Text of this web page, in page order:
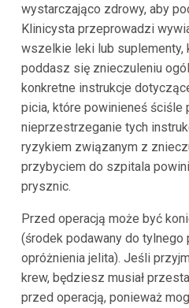
wystarczająco zdrowy, aby
Klinicysta przeprowadzi
wszelkie leki lub suplementy,
poddasz się znieczuleniu
konkretne instrukcje
picia, które powinieneś ściśle
nieprzestrzeganie tych
ryzykiem związanym z
przybyciem do szpitala
prysznic.
Przed operacją może być
(środek podawany do tylnego
opróżnienia jelita). Jeśli
krew, będziesz musiał
przed operacją, ponieważ